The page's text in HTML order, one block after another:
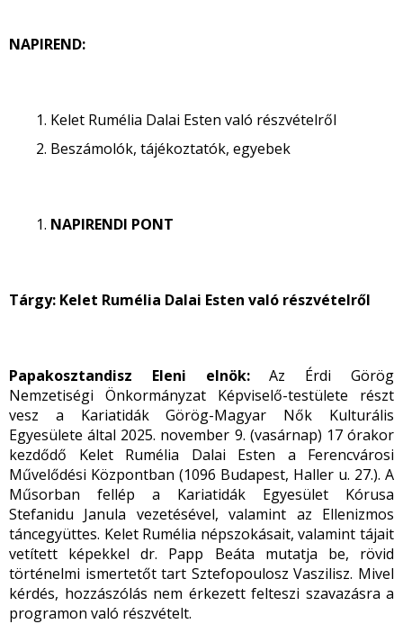
NAPIREND:
Kelet Rumélia Dalai Esten való részvételről
Beszámolók, tájékoztatók, egyebek
NAPIRENDI PONT
Tárgy: Kelet Rumélia Dalai Esten való részvételről
Papakosztandisz Eleni elnök:Az Érdi Görög
Nemzetiségi Önkormányzat Képviselő-testülete részt
vesz a Kariatidák Görög-Magyar Nők Kulturális
Egyesülete által 2025. november 9. (vasárnap) 17 órakor
kezdődő Kelet Rumélia Dalai Esten a Ferencvárosi
Művelődési Központban (1096 Budapest, Haller u. 27.). A
Műsorban fellép a Kariatidák Egyesület Kórusa
Stefanidu Janula vezetésével, valamint az Ellenizmos
táncegyüttes. Kelet Rumélia népszokásait, valamint tájait
vetített képekkel dr. Papp Beáta mutatja be, rövid
történelmi ismertetőt tart Sztefopoulosz Vaszilisz. Mivel
kérdés, hozzászólás nem érkezett felteszi szavazásra a
programon való részvételt.